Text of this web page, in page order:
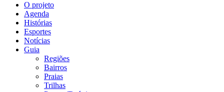
O projeto
Agenda
Histórias
Esportes
Notícias
Guia
Regiões
Bairros
Praias
Trilhas